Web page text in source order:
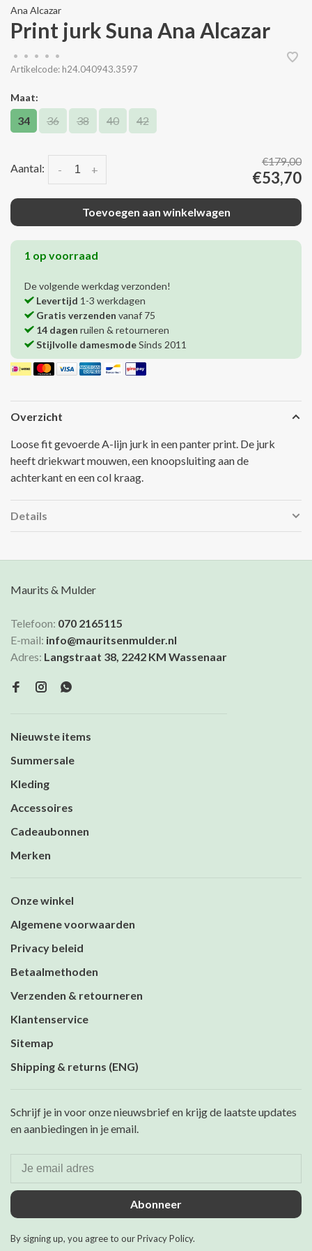
Ana Alcazar
Print jurk Suna Ana Alcazar
• • • •
•
Artikelcode: h24.040943.3597
Maat:
34 36 38 40 42
Aantal: +
-
€179,00
€53,70
Toevoegen aan winkelwagen
1 op voorraad
De volgende werkdag verzonden!
Levertijd 1-3 werkdagen
Gratis verzenden vanaf 75
14 dagen ruilen & retourneren
Stijlvolle damesmodeSinds 2011
Overzicht
Loose fit gevoerde A-lijn jurk in een panter print. De jurk
heeft driekwart mouwen, een knoopsluiting aan de
achterkant en een col kraag.
Details
Maurits & Mulder
Telefoon: 070 2165115
E-mail: info@mauritsenmulder.nl
Adres: Langstraat 38, 2242 KM Wassenaar
Nieuwste items
Summersale
Kleding
Accessoires
Cadeaubonnen
Merken
Onze winkel
Algemene voorwaarden
Privacy beleid
Betaalmethoden
Verzenden & retourneren
Klantenservice
Sitemap
Shipping & returns (ENG)
Schrijf je in voor onze nieuwsbrief en krijg de laatste updates
en aanbiedingen in je email.
Abonneer
By signing up, you agree to our Privacy Policy.